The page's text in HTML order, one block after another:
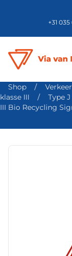
+31
Shop /
klasse III
/ Type
III Bio Recycling